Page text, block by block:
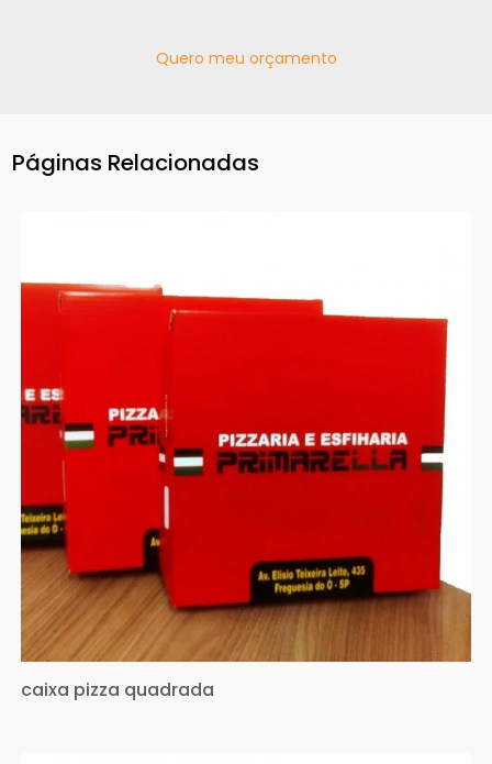
Quero meu orçamento
Páginas Relacionadas
caixa pizza quadrada